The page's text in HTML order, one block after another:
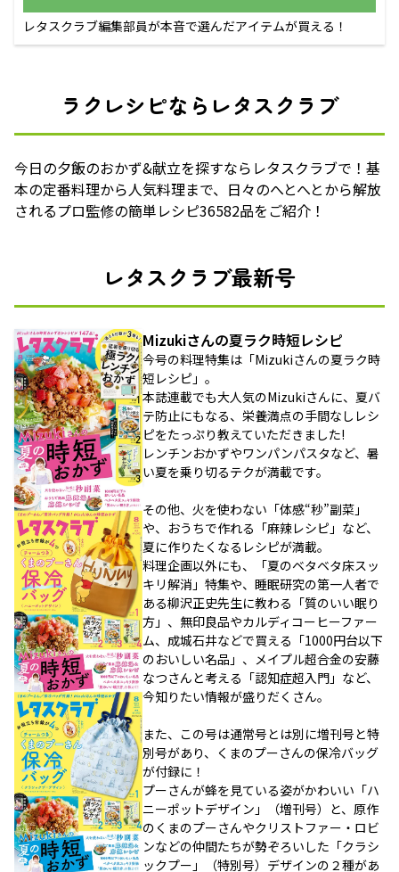
レタスクラブ編集部員が本音で選んだアイテムが買える！
ラクレシピならレタスクラブ
今日の夕飯のおかず&献立を探すならレタスクラブで！基
本の定番料理から人気料理まで、日々のへとへとから解放
されるプロ監修の簡単レシピ36582品をご紹介！
レタスクラブ最新号
Mizukiさんの夏ラク時短レシピ
今号の料理特集は「Mizukiさんの夏ラク時
短レシピ」。
本誌連載でも大人気のMizukiさんに、夏バ
テ防止にもなる、栄養満点の手間なしレシ
ピをたっぷり教えていただきました!
レンチンおかずやワンパンパスタなど、暑
い夏を乗り切るテクが満載です。
その他、火を使わない「体感“秒”副菜」
や、おうちで作れる「麻辣レシピ」など、
夏に作りたくなるレシピが満載。
料理企画以外にも、「夏のベタベタ床スッ
キリ解消」特集や、睡眠研究の第一人者で
ある柳沢正史先生に教わる「質のいい眠り
方」、無印良品やカルディコーヒーファー
ム、成城石井などで買える「1000円台以下
のおいしい名品」、メイプル超合金の安藤
なつさんと考える「認知症超入門」など、
今知りたい情報が盛りだくさん。
また、この号は通常号とは別に増刊号と特
別号があり、くまのプーさんの保冷バッグ
が付録に！
プーさんが蜂を見ている姿がかわいい「ハ
ニーポットデザイン」（増刊号）と、原作
のくまのプーさんやクリストファー・ロビ
ンなどの仲間たちが勢ぞろいした「クラシ
ックプー」（特別号）デザインの２種があ